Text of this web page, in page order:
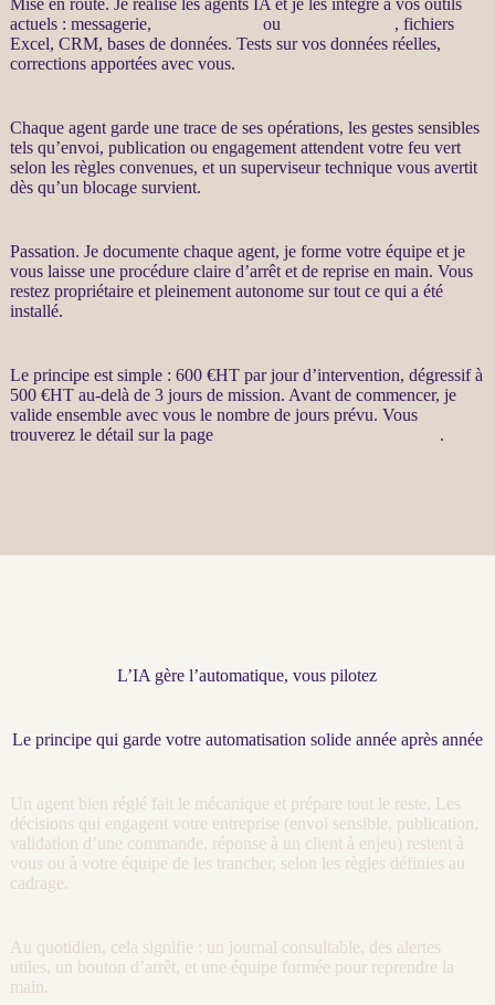
actuels : messagerie,
ou
, fichiers
Excel, CRM, bases de données. Tests sur vos donnéesréelles,
corrections apportées avec vous.
Chaque agentgarde une trace de ses opérations, les gestes sensibles
tels qu’envoi, publication ou engagement attendent votre feu vert
selon les règles convenues, et un superviseur technique vous avertit
dès qu’un blocage survient.
Passation. Je documente chaque agent, je forme votre équipe et je
vous laisse une procédure claire d’arrêt et de reprise en main. Vous
restez propriétaire et pleinement autonome sur tout ce qui a été
installé.
Le principe est simple : 600 €HTpar jour d’intervention, dégressif à
500 €HTau-delà de 3 jours de mission. Avant de commencer, je
valide ensemble avec vous le nombre de jours prévu. Vous
trouverez le détail sur la page
.
L’IA gère l’automatique, vous pilotez
Le principe qui garde votre automatisation solide année après année
Un agent bien réglé fait le mécanique et prépare tout le reste. Les
décisions qui engagent votre entreprise (envoi sensible, publication,
validation d’une commande, réponse à un client à enjeu) restent à
vous ou à votre équipe de les trancher, selon les règles définies au
cadrage.
Au quotidien, cela signifie : un journal consultable, des alertes
utiles, un bouton d’arrêt, et une équipe formée pour reprendre la
main.